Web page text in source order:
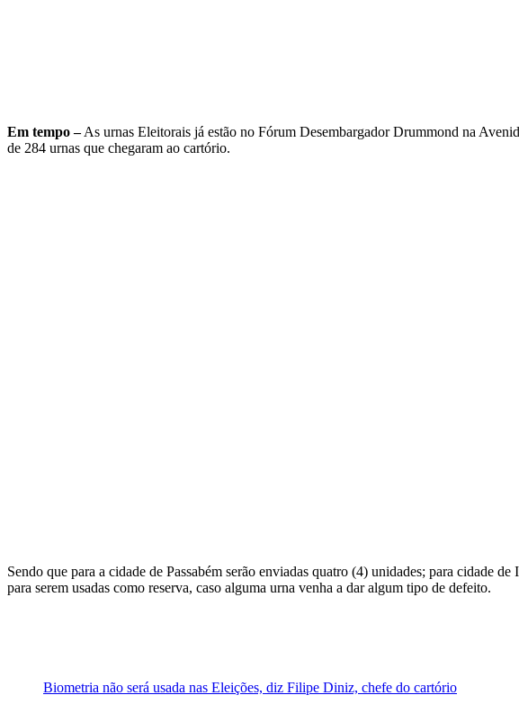
Em tempo –As urnas Eleitorais já estão no Fórum Desembargador Drummond na
de 284 urnas que chegaram ao cartório.
Sendo que para a cidade de Passabém serão enviadas quatro (4) unidades; para cidade
para serem usadas como reserva, caso alguma urna venha a dar algum tipo de defeito.
Biometria não será usada nas Eleições, diz Filipe Diniz, chefe do cartório